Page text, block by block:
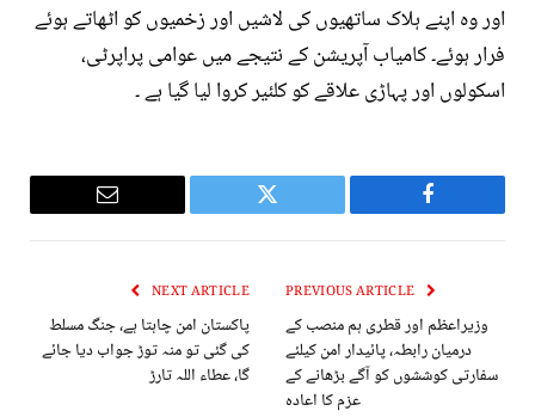
اور وہ اپنے ہلاک ساتھیوں کی لاشیں اور زخمیوں کو اٹھاتے ہوئے
فرار ہوئے۔ کامیاب آپریشن کے نتیجے میں عوامی پراپرٹی،
اسکولوں اور پہاڑی علاقے کو کلئیر کروا لیا گیا ہے ۔
Facebook
Twitter
Email
وزیراعظم اور قطری ہم منصب کے
درمیان رابطہ، پائیدار امن کیلئے
سفارتی کوششوں کو آگے بڑھانے کے
عزم کا اعادہ
NEXT ARTICLE
پاکستان امن چاہتا ہے، جنگ مسلط
کی گئی تو منہ توڑ جواب دیا جائے
گا، عطاء اللہ تارڑ